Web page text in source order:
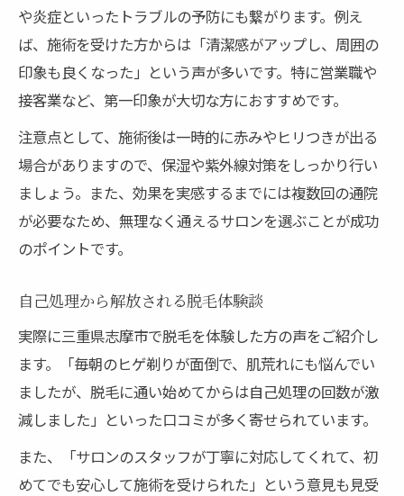
や炎症といったトラブルの予防にも繋がります。例え
ば、施術を受けた方からは「清潔感がアップし、周囲の
印象も良くなった」という声が多いです。特に営業職や
接客業など、第一印象が大切な方におすすめです。
注意点として、施術後は一時的に赤みやヒリつきが出る
場合がありますので、保湿や紫外線対策をしっかり行い
ましょう。また、効果を実感するまでには複数回の通院
が必要なため、無理なく通えるサロンを選ぶことが成功
のポイントです。
自己処理から解放される脱毛体験談
実際に三重県志摩市で脱毛を体験した方の声をご紹介し
ます。「毎朝のヒゲ剃りが面倒で、肌荒れにも悩んでい
ましたが、脱毛に通い始めてからは自己処理の回数が激
減しました」といった口コミが多く寄せられています。
また、「サロンのスタッフが丁寧に対応してくれて、初
めてでも安心して施術を受けられた」という意見も見受